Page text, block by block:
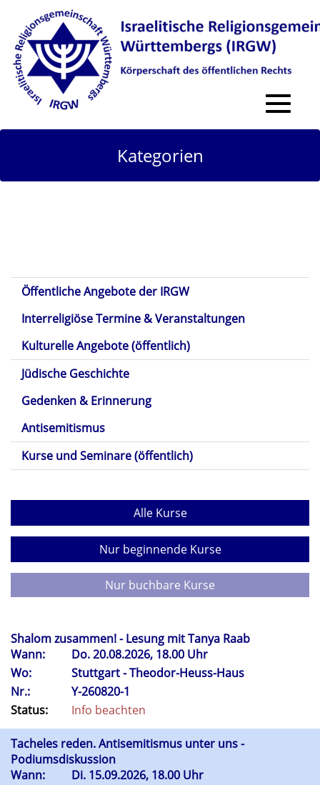
Toggle
Kategorien
Öffentliche Angebote der IRGW
Interreligiöse Termine & Veranstaltungen
Kulturelle Angebote (öffentlich)
Jüdische Geschichte
Gedenken & Erinnerung
Antisemitismus
Kurse und Seminare (öffentlich)
Alle Kurse
Nur beginnende Kurse
Nur buchbare Kurse
Shalom zusammen! - Lesung mit Tanya Raab
Wann:
Do.20.08.2026, 18.00 Uhr
Wo:
Stuttgart - Theodor-Heuss-Haus
Nr.:
Y-260820-1
Status:
Info beachten
Tacheles reden. Antisemitismus unter uns -
Podiumsdiskussion
Wann:
Di. 15.09.2026, 18.00 Uhr